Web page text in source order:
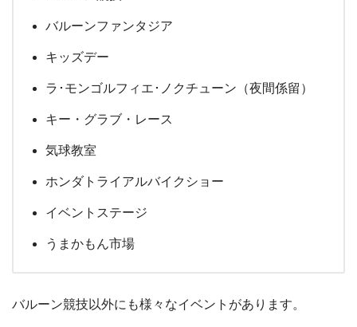
バルーンファンタジア
キッズデー
ラ･モンゴルフィエ･ノクチューン（夜間係留）
キー・グラブ・レース
気球教室
ホンダトライアルバイクショー
イベントステージ
うまかもん市場
バルーン競技以外にも様々なイベントがあります。